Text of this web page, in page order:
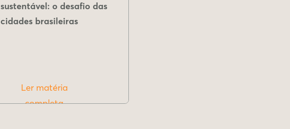
sustentável: o desafio das
cidades brasileiras
Ler matéria
completa